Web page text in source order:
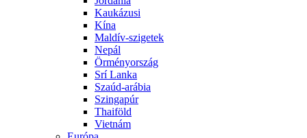
Kaukázusi
Kína
Maldív-szigetek
Nepál
Örményország
Srí Lanka
Szaúd-arábia
Szingapúr
Thaiföld
Vietnám